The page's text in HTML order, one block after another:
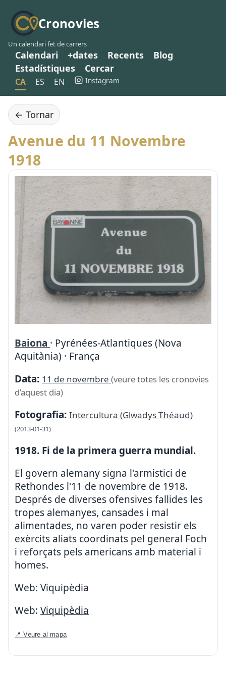
Cronovies
Un calendari fet de carrers
Calendari +dates Recents
Blog
Estadístiques
Cercar
CA ES EN Instagram
← Tornar
Avenue du 11 Novembre
1918
Baiona · Pyrénées-Atlantiques (Nova
Aquitània) · França
Data: 11 de novembre (veure totes les cronovies
d’aquest dia)
Fotografia: Intercultura (Glwadys Théaud)
(2013-01-31)
1918. Fi de la primera guerra mundial.
El govern alemany signa l'armistici de
Rethondes l'11 de novembre de 1918.
Després de diverses ofensives fallides les
tropes alemanyes, cansades i mal
alimentades, no varen poder resistir els
exèrcits aliats coordinats pel general Foch
i reforçats pels americans amb material i
homes.
Web: Viquipèdia
Web: Viquipèdia
📍 Veure al mapa